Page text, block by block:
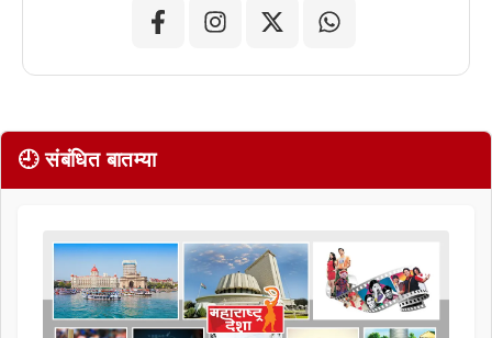
🕘 संबंधित बातम्या